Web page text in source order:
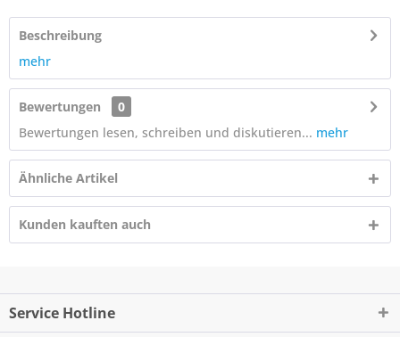
Beschreibung
mehr
Bewertungen
0
Bewertungen lesen, schreiben und diskutieren... mehr
Ähnliche Artikel
Kunden kauften auch
Service Hotline